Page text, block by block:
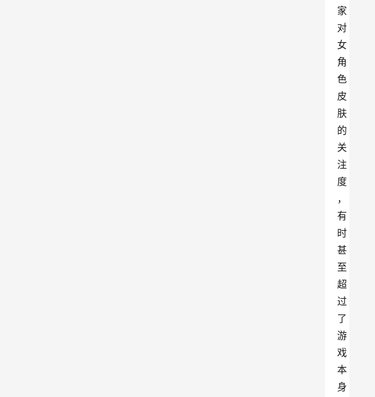
家
对
女
角
色
皮
肤
的
关
注
度
，
有
时
甚
至
超
过
了
游
戏
本
身